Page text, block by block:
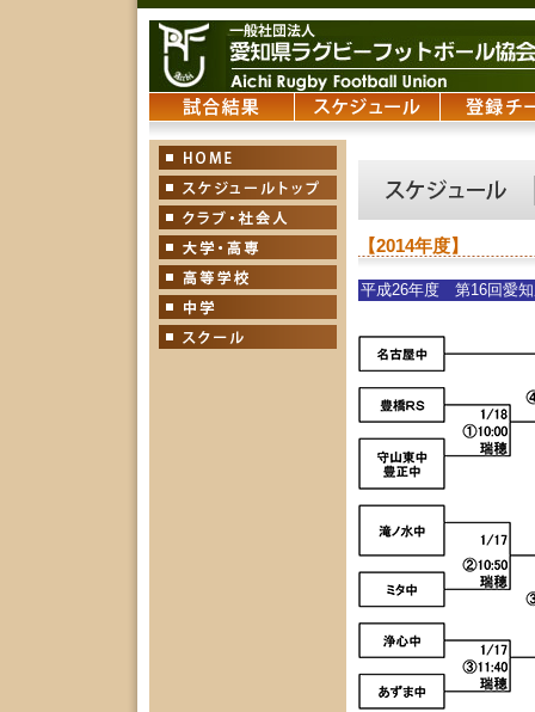
【2014年度】
平成26年度 第16回愛知